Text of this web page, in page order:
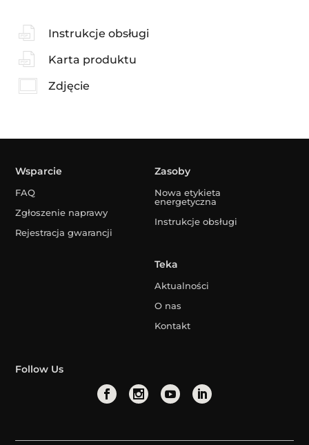
Instrukcje obsługi
Karta produktu
Zdjęcie
Wsparcie
FAQ
Zgłoszenie naprawy
Rejestracja gwarancji
Zasoby
Nowa etykieta
energetyczna
Instrukcje obsługi
Teka
Aktualności
O nas
Kontakt
Follow Us